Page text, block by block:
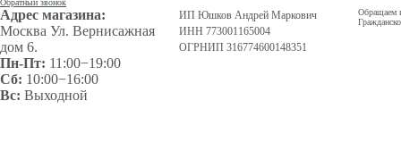
Обратный звонок
Адрес магазина:
Москва Ул. Вернисажная
дом 6.
Пн-Пт: 11:00−19:00
Сб: 10:00−16:00
Вс: Выходной
ИП Юшков Андрей Маркович
ИНН 773001165004
ОГРНИП 316774600148351
Обращаем